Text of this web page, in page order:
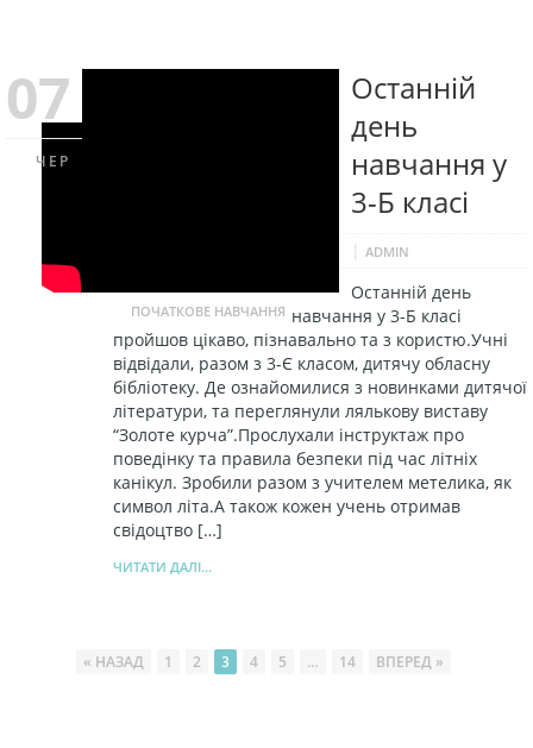
07
ЧЕР
Останній
день
навчання у
3-Б класі
ПОЧАТКОВЕ НАВЧАННЯ
ADMIN
Останній день
навчання у 3-Б класі
пройшов цікаво, пізнавально та з користю.Учні
відвідали, разом з 3-Є класом, дитячу обласну
бібліотеку. Де ознайомилися з новинками дитячої
літератури, та переглянули лялькову виставу
“Золоте курча”.Прослухали інструктаж про
поведінку та правила безпеки під час літніх
канікул. Зробили разом з учителем метелика, як
символ літа.А також кожен учень отримав
свідоцтво […]
ЧИТАТИ ДАЛІ...
« НАЗАД 1 2 3 4 5 … 14 ВПЕРЕД »